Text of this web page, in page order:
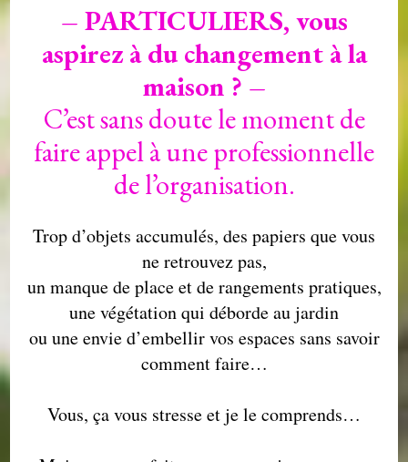
– PARTICULIERS, vous
aspirez à du changement à la
maison ? –
C’est sans doute le moment de
faire appel à une professionnelle
de l’organisation.
Trop d’objets accumulés, des papiers que vous
ne retrouvez pas,
un manque de place et de rangements pratiques,
une végétation qui déborde au jardin
ou une envie d’embellir vos espaces sans savoir
comment faire…
Vous, ça vous stresse et je le comprends…